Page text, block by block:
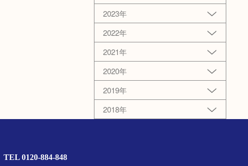
2023年
2022年
2021年
2020年
2019年
2018年
TEL 0120-884-848